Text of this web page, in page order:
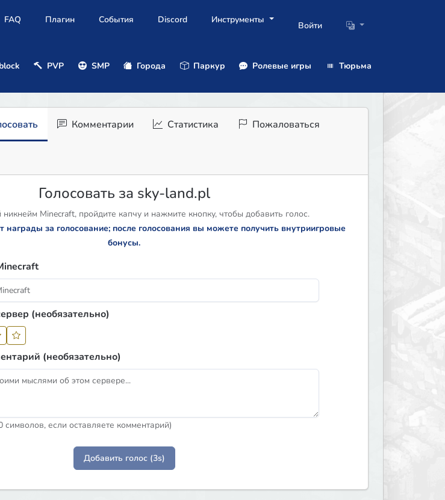
FAQ Плагин События Discord Инструменты
Войти
PVP SMP Города Паркур Ролевые игры
Тюрьма
Комментарии Статистика Пожаловаться
Голосовать за sky-land.pl
Minecraft, пройдите капчу и нажмите кнопку, чтобы добавить голос.
награды за голосование; после голосования вы можете получить внутриигровые
бонусы.
(необязательно)
(необязательно)
если оставляете комментарий)
Добавить голос (3s)